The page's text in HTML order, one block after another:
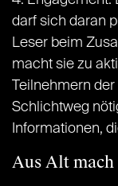
darf sich daran
Leser beim
macht sie zu
Teilnehmern
Schlichtweg
Informationen,
Aus Alt mach